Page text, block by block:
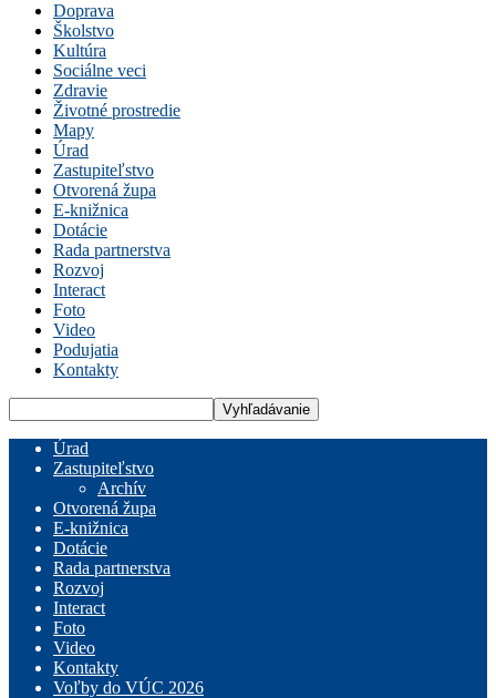
Doprava
Školstvo
Kultúra
Sociálne veci
Zdravie
Životné prostredie
Mapy
Úrad
Zastupiteľstvo
Otvorená župa
E-knižnica
Dotácie
Rada partnerstva
Rozvoj
Interact
Foto
Video
Podujatia
Kontakty
Úrad
Zastupiteľstvo
Archív
Otvorená župa
E-knižnica
Dotácie
Rada partnerstva
Rozvoj
Interact
Foto
Video
Kontakty
Voľby do VÚC 2026